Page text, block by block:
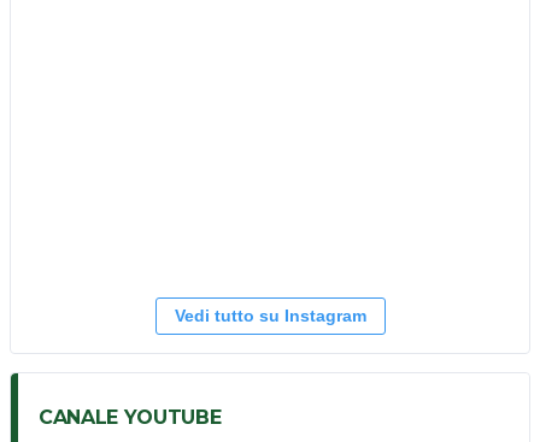
Vedi tutto su Instagram
CANALE YOUTUBE